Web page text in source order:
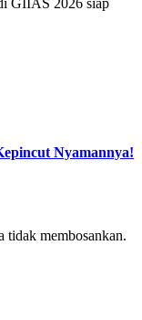
GIIAS 2026 siap
Nyamannya!
membosankan.